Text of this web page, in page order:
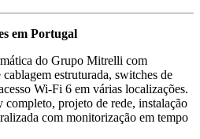
em Portugal
do Grupo Mitrelli com
estruturada, switches de
Wi-Fi 6 em várias localizações.
projeto de rede, instalação
com monitorização em tempo